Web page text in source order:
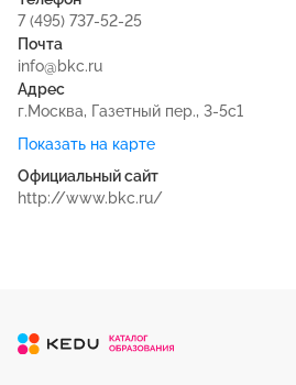
7 (495) 737-52-25
Почта
info@bkc.ru
Адрес
г.Москва, Газетный пер., 3-5с1
Показать на карте
Официальный сайт
http://www.bkc.ru/